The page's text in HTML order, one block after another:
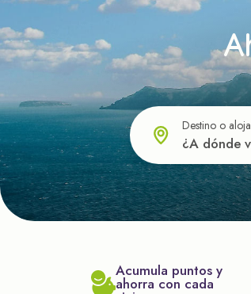
Destino o
Acumula puntos y
ahorra con cada